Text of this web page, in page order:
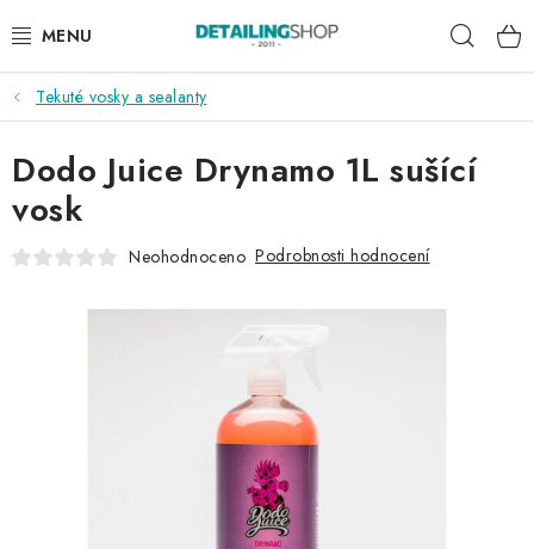
na
AKCE
NOVINKY
EXTERIÉR
DÁRKOVÉ SADY A POUKAZY
Tekuté vosky a sealanty
Dodo Juice Drynamo 1L sušící
vosk
Neohodnoceno Podrobnosti hodnocení